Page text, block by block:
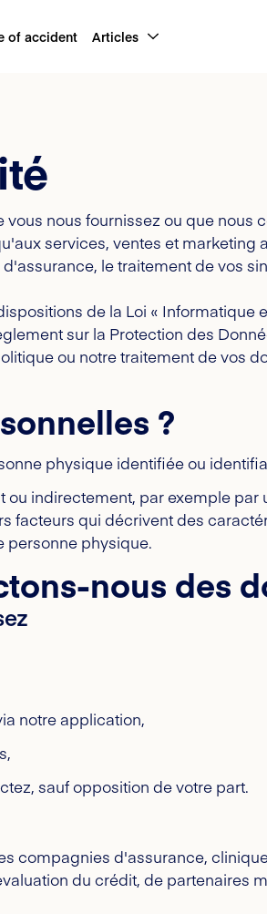
of accident Articles
nous fournissez ou que nous
services, ventes et marketing
le traitement de vos
de la Loi « Informatique
sur la Protection des
ou notre traitement de vos
?
physique identifiée ou
indirectement, par exemple
facteurs qui décrivent des
personne physique.
nous des
notre application,
sauf opposition de votre part.
compagnies d'assurance,
du crédit, de partenaires